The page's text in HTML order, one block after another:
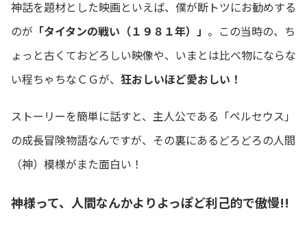
神話を題材とした映画といえば、僕が断トツにお勧めする
のが 「タイタンの戦い（１９８１年）」 。この当時の、ち
ょっと古くておどろしい映像や、いまとは比べ物にならな
い程ちゃちなＣＧが、 狂おしいほど愛おしい！
ストーリーを簡単に話すと、主人公である「ペルセウス」
の成長冒険物語なんですが、その裏にあるどろどろの人間
（神）模様がまた面白い！
神様って、人間なんかよりよっぽど利己的で傲慢!!